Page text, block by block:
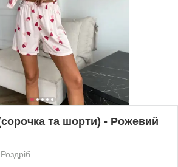
та шорти) - Рожевий
Роздріб